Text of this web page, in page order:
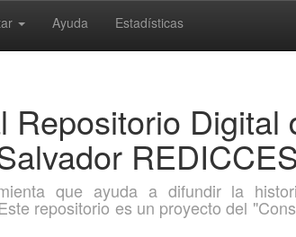
Ayuda Estadísticas
Repositorio Digital
que ayuda a difundir la
repositorio es un proyecto del